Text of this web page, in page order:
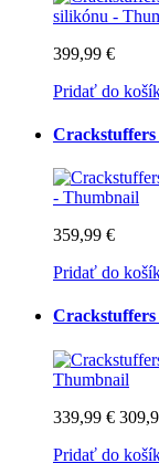
399,99 €
Pridať do
359,99 €
Pridať do
339,99 €
Pridať do